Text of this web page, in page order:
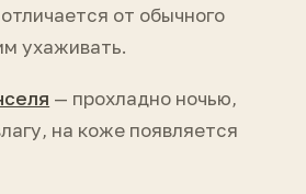
от обычного
ухаживать.
— прохладно ночью,
на коже появляется